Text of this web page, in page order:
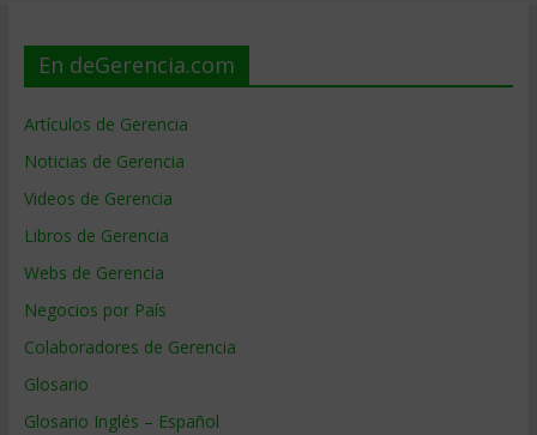
En deGerencia.com
Artículos de Gerencia
Noticias de Gerencia
Videos de Gerencia
Libros de Gerencia
Webs de Gerencia
Negocios por País
Colaboradores de Gerencia
Glosario
Glosario Inglés – Español